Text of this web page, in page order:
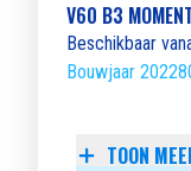
V60 B3
Beschikbaar
Bouwjaar 2022
TOON